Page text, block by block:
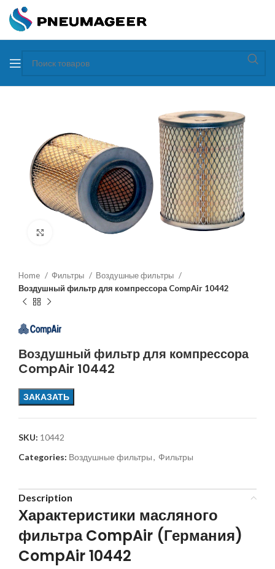
Увеличить
Home Фильтры
Воздушные фильтры
Воздушный фильтр для компрессора CompAir 10442
Воздушный фильтр для компрессора
CompAir 10442
ЗАКАЗАТЬ
SKU: 10442
Categories: Воздушные фильтры, Фильтры
Description
Характеристики масляного
фильтра CompAir (Германия)
CompAir 10442